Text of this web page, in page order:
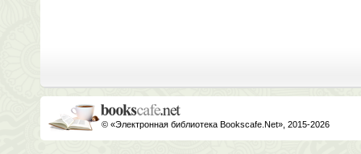
© «Электронная библиотека Bookscafe.Net», 2015-2026